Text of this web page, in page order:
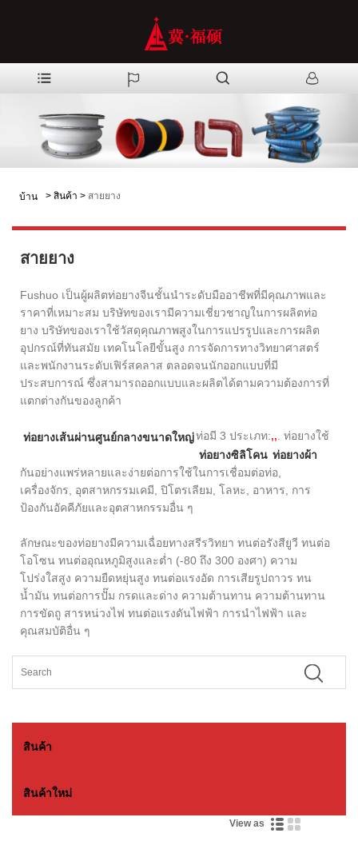
บ้าน > สินค้า > สายยาง
สายยาง
Fushuo เป็นผู้ผลิตท่อยางจีนชั้นนำระดับมืออาชีพที่มีคุณภาพและ
ราคาที่เหมาะสม บริษัทของเรามีความเชี่ยวชาญในการผลิตท่อ
ยาง บริษัทของเราใช้วัสดุคุณภาพสูงในการแปรรูปและการผลิต
อุปกรณ์ที่ทันสมัย ​​เทคโนโลยีขั้นสูง การจัดการทางวิทยาศาสตร์
และพนักงานระดับเฟิร์สคลาส ตลอดจนนักออกแบบที่มี
ประสบการณ์ ซึ่งสามารถออกแบบและผลิตได้ตามความต้องการที่
แตกต่างกันของลูกค้า
ท่อมี 3 ประเภท:
ท่อยางเส้นผ่านศูนย์กลางขนาดใหญ่
,
ท่อยางซิลิโคน
,
ท่อยางผ้า
. ท่อยางใช้
กันอย่างแพร่หลายและง่ายต่อการใช้ในการเชื่อมต่อท่อ,
เครื่องจักร, อุตสาหกรรมเคมี, ปิโตรเลียม, โลหะ, อาหาร, การ
ป้องกันอัคคีภัยและอุตสาหกรรมอื่น ๆ
ลักษณะของท่อยางมีความเฉื่อยทางสรีรวิทยา ทนต่อรังสียูวี ทนต่อ
โอโซน ทนต่ออุณหภูมิสูงและต่ำ (-80 ถึง 300 องศา) ความ
โปร่งใสสูง ความยืดหยุ่นสูง ทนต่อแรงอัด การเสียรูปถาวร ทน
น้ำมัน ทนต่อการปั๊ม กรดและด่าง ความต้านทาน ความต้านทาน
การขัดถู สารหน่วงไฟ ทนต่อแรงดันไฟฟ้า การนำไฟฟ้า และ
คุณสมบัติอื่น ๆ
สินค้า
สินค้าใหม่
View as